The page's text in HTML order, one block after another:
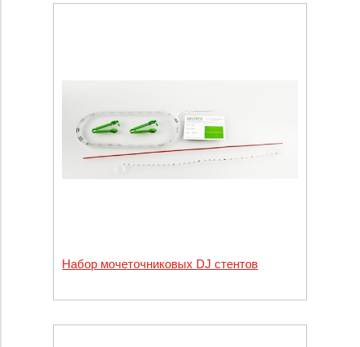
Набор мочеточниковых DJ стентов